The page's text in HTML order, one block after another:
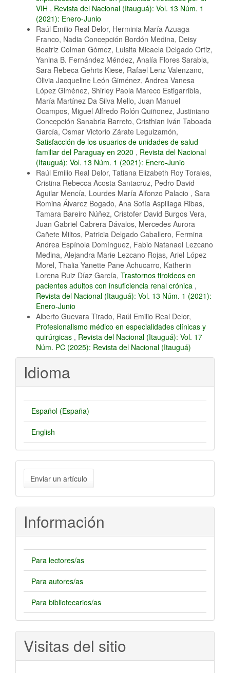
VIH , Revista del Nacional (Itauguá): Vol. 13 Núm. 1
(2021): Enero-Junio
Raúl Emilio Real Delor, Herminia María Azuaga
Franco, Nadia Concepción Bordón Medina, Deisy
Beatriz Colman Gómez, Luisita Micaela Delgado Ortiz,
Yanina B. Fernández Méndez, Analía Flores Sarabia,
Sara Rebeca Gehrts Kiese, Rafael Lenz Valenzano,
Olivia Jacqueline León Giménez, Andrea Vanesa
López Giménez, Shirley Paola Mareco Estigarribia,
María Martínez Da Silva Mello, Juan Manuel
Ocampos, Miguel Alfredo Rolón Quiñonez, Justiniano
Concepción Sanabria Barreto, Cristhian Iván Taboada
García, Osmar Victorio Zárate Leguizamón,
Satisfacción de los usuarios de unidades de salud
familiar del Paraguay en 2020 , Revista del Nacional
(Itauguá): Vol. 13 Núm. 1 (2021): Enero-Junio
Raúl Emilio Real Delor, Tatiana Elizabeth Roy Torales,
Cristina Rebecca Acosta Santacruz, Pedro David
Aguilar Mencía, Lourdes María Alfonzo Palacio , Sara
Romina Álvarez Bogado, Ana Sofía Aspillaga Ribas,
Tamara Bareiro Núñez, Cristofer David Burgos Vera,
Juan Gabriel Cabrera Dávalos, Mercedes Aurora
Cañete Miltos, Patricia Delgado Caballero, Fermina
Andrea Espínola Domínguez, Fabio Natanael Lezcano
Medina, Alejandra Marie Lezcano Rojas, Ariel López
Morel, Thalia Yanette Pane Achucarro, Katherin
Lorena Ruiz Díaz García, Trastornos tiroideos en
pacientes adultos con insuficiencia renal crónica ,
Revista del Nacional (Itauguá): Vol. 13 Núm. 1 (2021):
Enero-Junio
Alberto Guevara Tirado, Raúl Emilio Real Delor,
Profesionalismo médico en especialidades clínicas y
quirúrgicas , Revista del Nacional (Itauguá): Vol. 17
Núm. PC (2025): Revista del Nacional (Itauguá)
Idioma
Español (España)
English
Enviar
un
artículo
Enviar un artículo
Información
Para lectores/as
Para autores/as
Para bibliotecarios/as
Visitas del sitio